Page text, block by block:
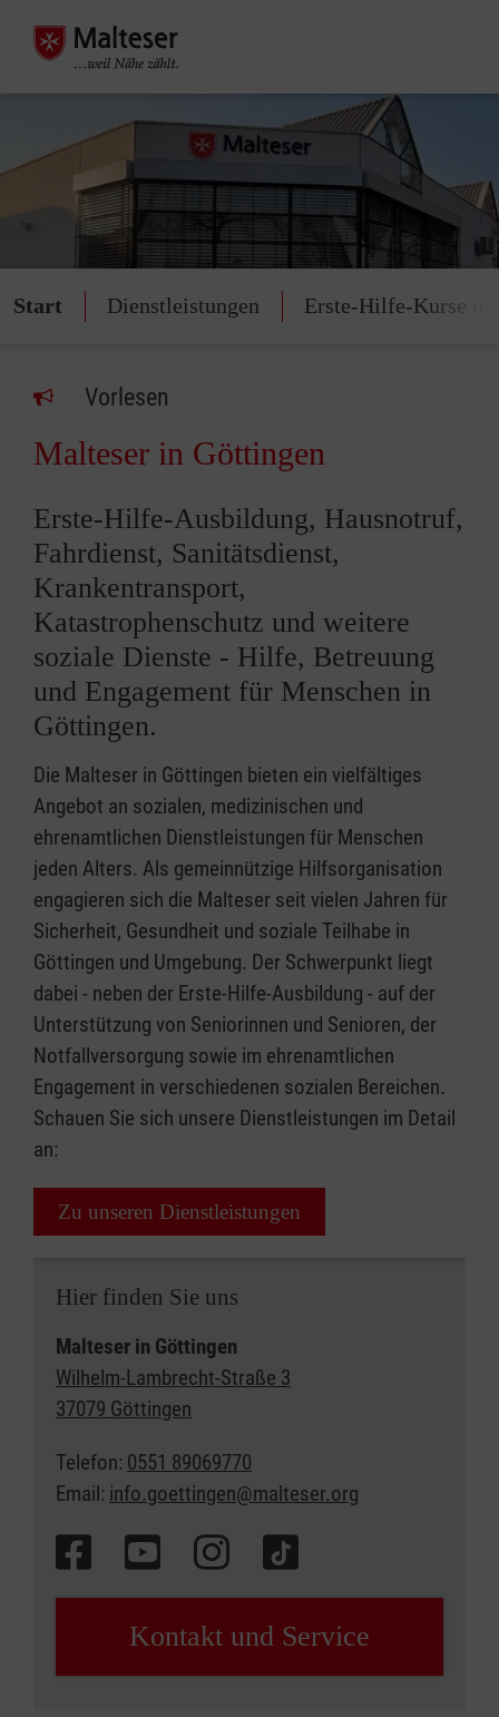
Start Dienstleistungen Erste-Hilfe-Kurse
Vorlesen
Malteser in Göttingen
Erste-Hilfe-Ausbildung, Hausnotruf,
Fahrdienst, Sanitätsdienst,
Krankentransport,
Katastrophenschutz und weitere
soziale Dienste - Hilfe, Betreuung
und Engagement für Menschen in
Göttingen.
Die Malteser in Göttingen bieten ein vielfältiges
Angebot an sozialen, medizinischen und
ehrenamtlichen Dienstleistungen für Menschen
jeden Alters. Als gemeinnützige Hilfsorganisation
engagieren sich die Malteser seit vielen Jahren für
Sicherheit, Gesundheit und soziale Teilhabe in
Göttingen und Umgebung. Der Schwerpunkt liegt
dabei - neben der Erste-Hilfe-Ausbildung - auf der
Unterstützung von Seniorinnen und Senioren, der
Notfallversorgung sowie im ehrenamtlichen
Engagement in verschiedenen sozialen Bereichen.
Schauen Sie sich unsere Dienstleistungen im Detail
an:
Zu unseren Dienstleistungen
Hier finden Sie uns
Malteser in Göttingen
Wilhelm-Lambrecht-Straße 3
37079 Göttingen
Telefon: 0551 89069770
Email: info.goettingen@malteser.org
Kontakt und Service